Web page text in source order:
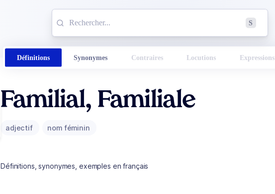
S
Définitions Synonymes Contraires Locutions Expressions
Familial, Familiale
adjectif nom féminin
Définitions, synonymes, exemples en français